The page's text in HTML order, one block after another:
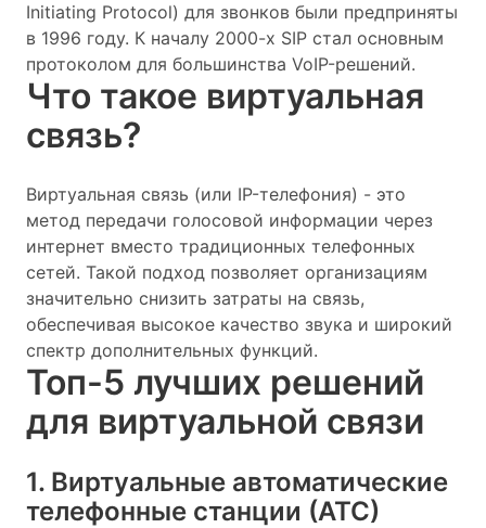
Initiating Protocol) для звонков были предприняты
в 1996 году. К началу 2000-х SIP стал основным
протоколом для большинства VoIP-решений.
Что такое виртуальная
связь?
Виртуальная связь (или IP-телефония) - это
метод передачи голосовой информации через
интернет вместо традиционных телефонных
сетей. Такой подход позволяет организациям
значительно снизить затраты на связь,
обеспечивая высокое качество звука и широкий
спектр дополнительных функций.
Топ-5 лучших решений
для виртуальной связи
1. Виртуальные автоматические
телефонные станции (АТС)